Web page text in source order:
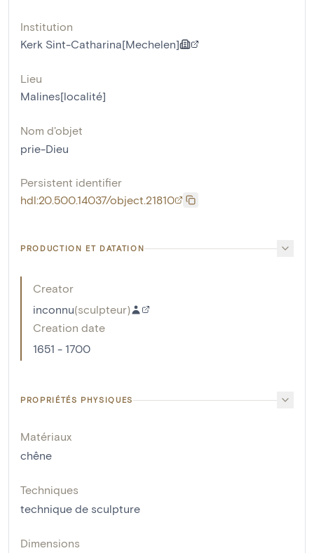
Institution
Kerk Sint-Catharina[Mechelen]
Lieu
Malines[localité]
Nom d'objet
prie-Dieu
Persistent identifier
hdl:20.500.14037/object.21810
PRODUCTION ET DATATION
Creator
inconnu(sculpteur)
Creation date
1651 - 1700
PROPRIÉTÉS PHYSIQUES
Matériaux
chêne
Techniques
technique de sculpture
Dimensions